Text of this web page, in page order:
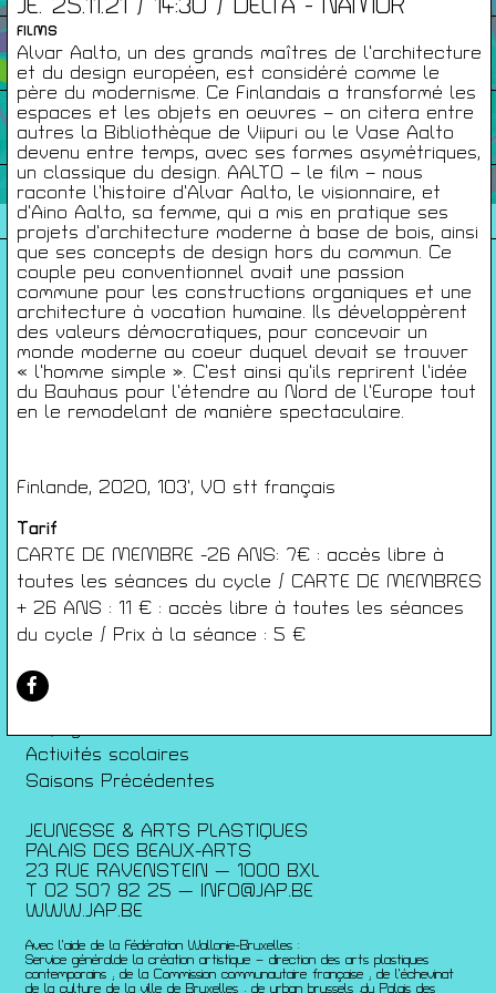
JE. 25.11.21 / 14:30 / DELTA - NAMUR
FILMS
Alvar Aalto, un des grands maîtres de l’architecture
et du design européen, est considéré comme le
père du modernisme. Ce Finlandais a transformé les
espaces et les objets en oeuvres – on citera entre
autres la Bibliothèque de Viipuri ou le Vase Aalto
devenu entre temps, avec ses formes asymétriques,
un classique du design. AALTO – le film – nous
raconte l’histoire d’Alvar Aalto, le visionnaire, et
d’Aino Aalto, sa femme, qui a mis en pratique ses
projets d’architecture moderne à base de bois, ainsi
que ses concepts de design hors du commun. Ce
couple peu conventionnel avait une passion
commune pour les constructions organiques et une
architecture à vocation humaine. Ils développèrent
des valeurs démocratiques, pour concevoir un
monde moderne au coeur duquel devait se trouver
« l’homme simple ». C’est ainsi qu’ils reprirent l’idée
du Bauhaus pour l’étendre au Nord de l’Europe tout
en le remodelant de manière spectaculaire.
Finlande, 2020, 103’, VO stt français
Tarif
CARTE DE MEMBRE -26 ANS: 7€ : accès libre à
toutes les séances du cycle / CARTE DE MEMBRES
+ 26 ANS : 11 € : accès libre à toutes les séances
du cycle / Prix à la séance : 5 €
Infos Pratiques
Cartes De Membre
Saisons Précédentes
À propos
Infos pratiques
Carte de membres
S'inscrire à la Newsletter
Conditions générales de ventes
Gérer les cookies
Rencontres
Architecture + Film
Expositions
Artists Print
Activités scolaires
Saisons Précédentes
JEUNESSE & ARTS PLASTIQUES
PALAIS DES BEAUX-ARTS
23 RUE RAVENSTEIN — 1000 BXL
T 02 507 82 25 —
INFO@JAP.BE
WWW.JAP.BE
Avec l’aide de la Fédération Wallonie-Bruxelles :
Service généralde la création artistique – direction des arts plastiques
contemporains ; de la Commission communautaire française ; de l’échevinat
de la culture de la ville de Bruxelles ; de urban brussels ;du Palais des